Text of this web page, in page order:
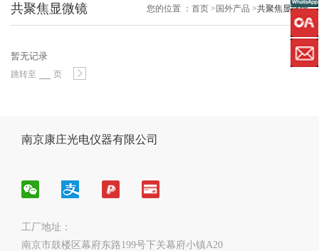
共聚焦显微镜 您的位置 ： 首页 >国外产品 >共聚焦显微镜
暂无记录
跳转至 页
南京康庄光电仪器有限公司
工厂地址：
南京市鼓楼区幕府东路199号下关幕府小镇A20